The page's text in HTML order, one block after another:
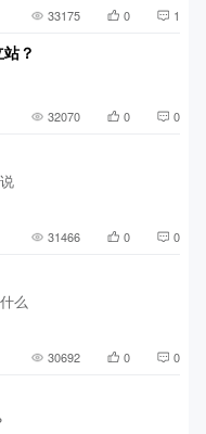
33175 0 1
？
32070 0 0
31466 0 0
么
30692 0 0